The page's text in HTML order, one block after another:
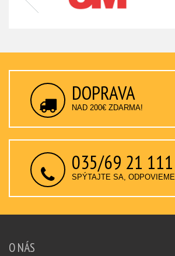
DOPRAVA
NAD 200€ ZDARMA!
035/69 21 111
SPÝTAJTE SA, ODPOVIEME
O NÁS